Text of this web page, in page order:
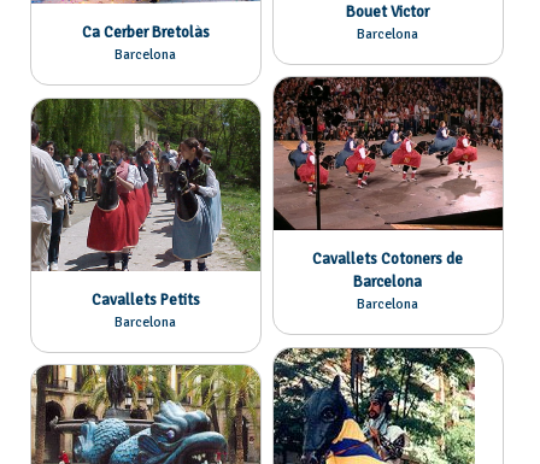
Bouet Victor
Barcelona
Ca Cerber Bretolàs
Barcelona
Cavallets Cotoners de
Barcelona
Barcelona
Cavallets Petits
Barcelona